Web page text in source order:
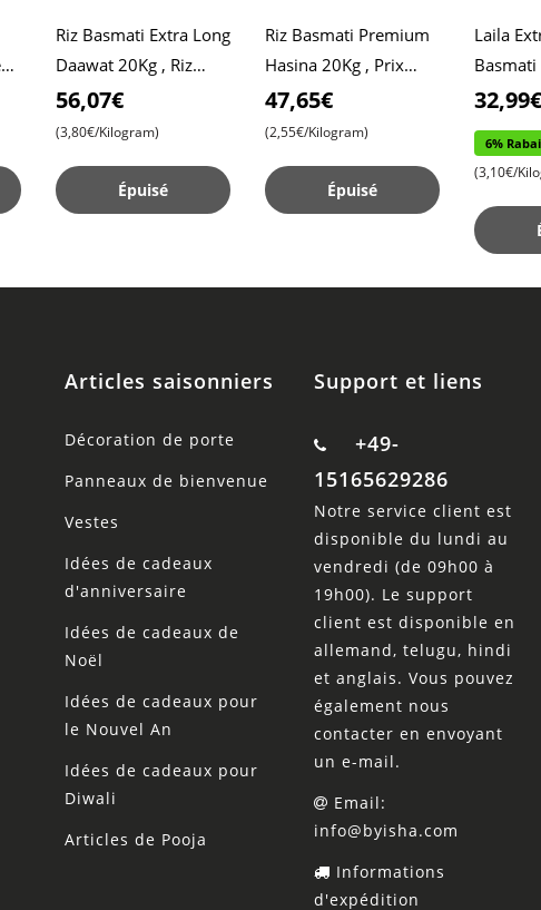
Riz Basmati Extra Long
Daawat 20Kg , Riz
Daawat , Riz Pulao ,
Riz Biryani
56,07€
(3,80€/Kilogram)
Épuisé
Riz Basmati Premium
Hasina 20Kg , Prix
abordable , Qualité
premium , Extase
47,65€
(2,55€/Kilogram)
Épuisé
Laila
Basmati
Xtra
32,99€
6%
(3,10€/
Articles saisonniers
Décoration de porte
Panneaux de bienvenue
Vestes
Idées de cadeaux
d'anniversaire
Idées de cadeaux de
Noël
Idées de cadeaux pour
le Nouvel An
Idées de cadeaux pour
Diwali
Articles de Pooja
Support et liens
+49-
15165629286
Notre service client est
disponible du lundi au
vendredi (de 09h00 à
19h00). Le support
client est disponible en
allemand, telugu, hindi
et anglais. Vous pouvez
également nous
contacter en envoyant
un e-mail.
Email:
info@byisha.com
Informations
d'expédition